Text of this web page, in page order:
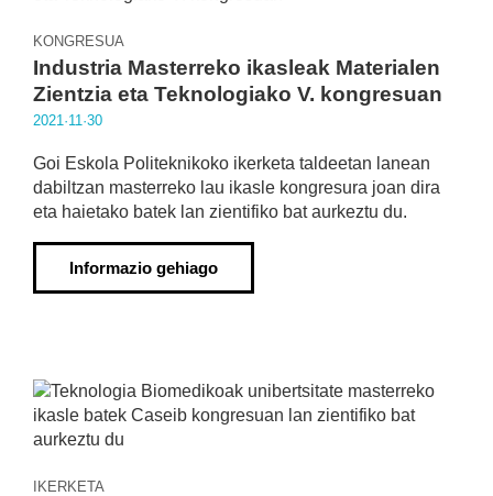
KONGRESUA
Industria Masterreko ikasleak Materialen
Zientzia eta Teknologiako V. kongresuan
2021·11·30
Goi Eskola Politeknikoko ikerketa taldeetan lanean
dabiltzan masterreko lau ikasle kongresura joan dira
eta haietako batek lan zientifiko bat aurkeztu du.
Informazio gehiago
IKERKETA